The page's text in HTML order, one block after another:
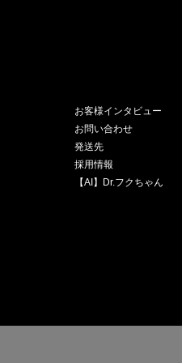
お客様インタビュー
お問い合わせ
発送先
採用情報
【AI】Dr.フクちゃん